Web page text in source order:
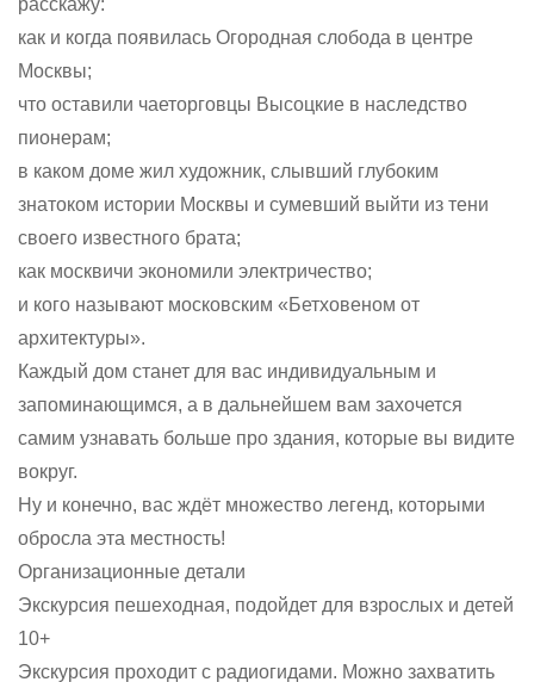
расскажу:
как и когда появилась Огородная слобода в центре
Москвы;
что оставили чаеторговцы Высоцкие в наследство
пионерам;
в каком доме жил художник, слывший глубоким
знатоком истории Москвы и сумевший выйти из тени
своего известного брата;
как москвичи экономили электричество;
и кого называют московским «Бетховеном от
архитектуры».
Каждый дом станет для вас индивидуальным и
запоминающимся, а в дальнейшем вам захочется
самим узнавать больше про здания, которые вы видите
вокруг.
Ну и конечно, вас ждёт множество легенд, которыми
обросла эта местность!
Организационные детали
Экскурсия пешеходная, подойдет для взрослых и детей
10+
Экскурсия проходит с радиогидами. Можно захватить